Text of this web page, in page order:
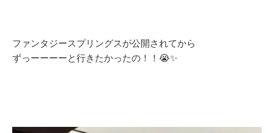
ファンタジースプリングスが公開されてから
ずっーーーーと行きたかったの！！😭✨️